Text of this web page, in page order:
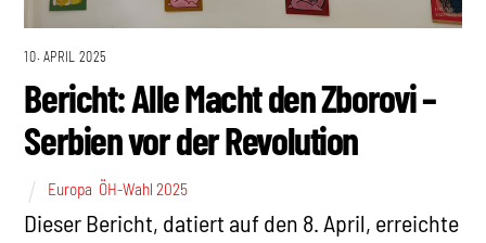
10. APRIL 2025
Bericht: Alle Macht den Zborovi –
Serbien vor der Revolution
Europa ÖH-Wahl 2025
Dieser Bericht, datiert auf den 8. April, erreichte